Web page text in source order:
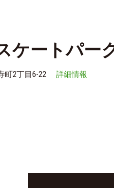
ケートパー
町2丁目6-22 詳細情報